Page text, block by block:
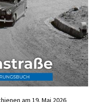
am 19. Mai 2026